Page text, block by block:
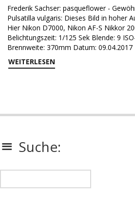
Frederik Sachser: pasqueflower -
Pulsatilla vulgaris: Dieses Bild in hoher
Hier Nikon D7000, Nikon AF-S Nikkor
Belichtungszeit: 1/125 Sek Blende: 9
Brennweite: 370mm Datum: 09.04.2017
WEITERLESEN
Suche: